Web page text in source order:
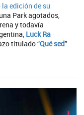
edición de su
Park agotados,
y todavía
Luck Ra
titulado “Qué sed”